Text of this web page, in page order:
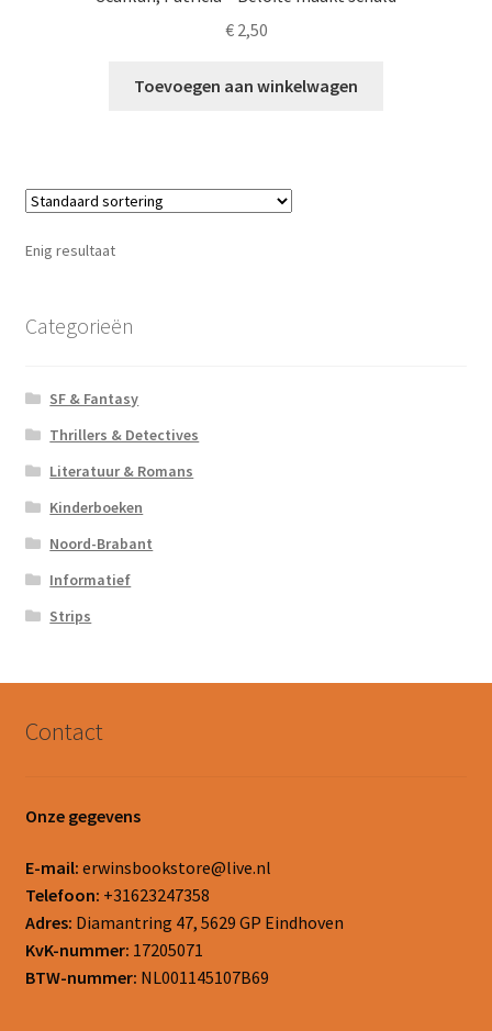
€2,50
Toevoegen aan winkelwagen
Enig resultaat
Categorieën
SF & Fantasy
Thrillers & Detectives
Literatuur & Romans
Kinderboeken
Noord-Brabant
Informatief
Strips
Contact
Onze gegevens
E-mail: erwinsbookstore@live.nl
Telefoon: +31623247358
Adres: Diamantring 47, 5629 GP Eindhoven
KvK-nummer: 17205071
BTW-nummer: NL001145107B69